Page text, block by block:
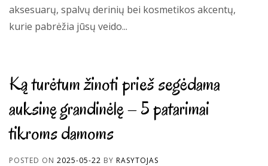
aksesuarų, spalvų derinių bei kosmetikos akcentų,
kurie pabrėžia jūsų veido...
Ką turėtum žinoti prieš segėdama
auksinę grandinėlę – 5 patarimai
tikroms damoms
POSTED ON 2025-05-22 BY RASYTOJAS